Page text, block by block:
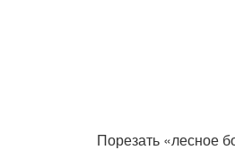
Порезать «лесное